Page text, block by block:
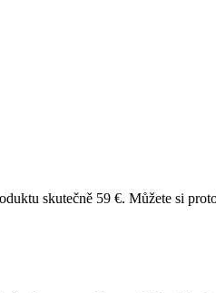
skutečně 59 €. Můžete si